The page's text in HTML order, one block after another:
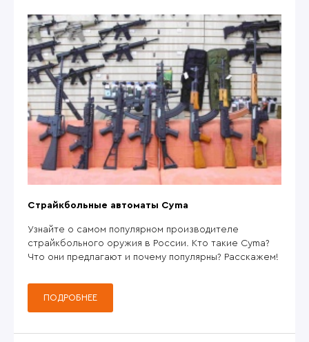
Страйкбольные автоматы Cyma
Узнайте о самом популярном производителе
страйкбольного оружия в России. Кто такие Cyma?
Что они предлагают и почему популярны? Расскажем!
ПОДРОБНЕЕ